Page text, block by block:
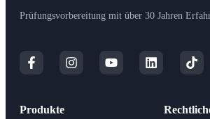
Prüfungsvorbereitung mit über 30 Jahren
Produkte